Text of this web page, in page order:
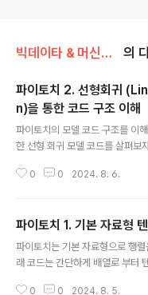
빅데이타 & 머신러닝/Pytorch 의
파이토치 2. 선형회귀
n)을 통한 코드 구조 이해
파이토치의 모델 코드 구조를 이
한 선형 회귀 모델 코드를 살펴보
편"을 참고하였다. https://
mport torch.nn as nnimport
s Fimport torch.optim as
orch.FloatTensor([[1], [2],
0 0 2024. 8. 6.
파이토치 1. 기본 자료형
파이토치는 기본 자료형으로 행
래 코드는 간단하게 배열로 부터
0 0 2024. 8. 5.